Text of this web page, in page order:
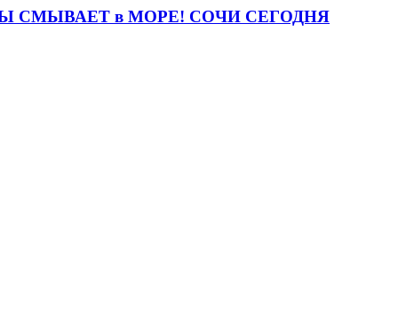
СМЫВАЕТ в МОРЕ! СОЧИ СЕГОДНЯ